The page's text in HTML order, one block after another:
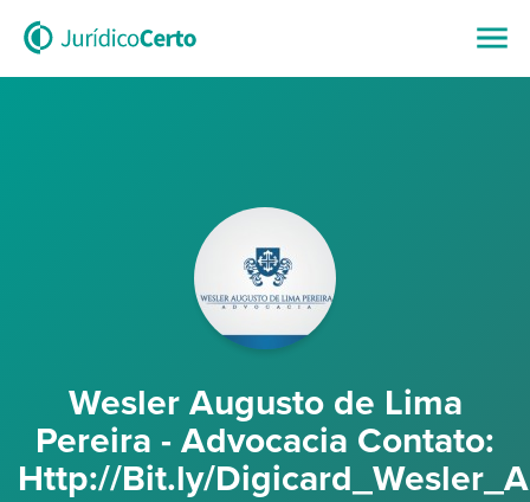
Wesler Augusto de Lima
Pereira - Advocacia Contato:
Http://Bit.ly/